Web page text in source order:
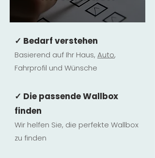
✓ Bedarf verstehen
Basierend auf Ihr Haus, Auto,
Fahrprofil und Wünsche
✓ Die passende Wallbox
finden
Wir helfen Sie, die perfekte Wallbox
zu finden